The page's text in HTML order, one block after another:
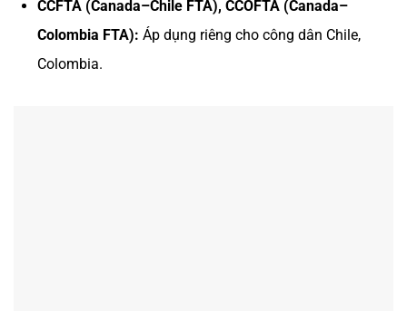
CCFTA (Canada–Chile FTA), CCOFTA (Canada–
Colombia FTA): Áp dụng riêng cho công dân Chile,
Colombia.